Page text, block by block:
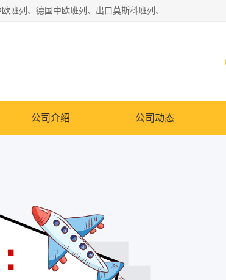
邦赋供应链管理成都有限公司是一家全球性的货物运输代理公司，主要从事：波兰中欧班列、德国中欧班列、出口莫斯科班列、中欧班列进口、蓉欧铁路、成都出口空运等业务，同时亦提供报关、报检、仓储、码头操作等服务。
公司介绍 公司动态